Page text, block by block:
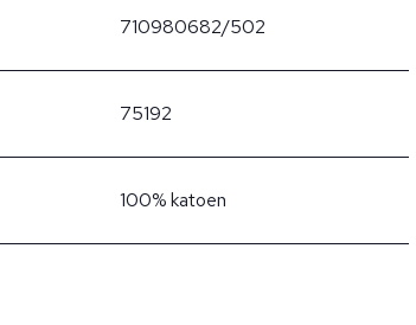
710980682/502
75192
100% katoen